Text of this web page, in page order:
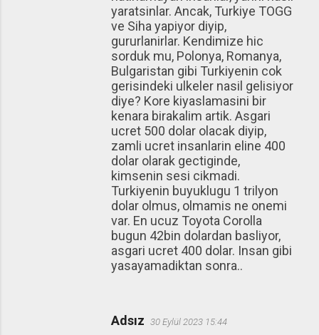
yaratsinlar. Ancak, Turkiye TOGG
ve Siha yapiyor diyip,
gururlanirlar. Kendimize hic
sorduk mu, Polonya, Romanya,
Bulgaristan gibi Turkiyenin cok
gerisindeki ulkeler nasil gelisiyor
diye? Kore kiyaslamasini bir
kenara birakalim artik. Asgari
ucret 500 dolar olacak diyip,
zamli ucret insanlarin eline 400
dolar olarak gectiginde,
kimsenin sesi cikmadi.
Turkiyenin buyuklugu 1 trilyon
dolar olmus, olmamis ne onemi
var. En ucuz Toyota Corolla
bugun 42bin dolardan basliyor,
asgari ucret 400 dolar. Insan gibi
yasayamadiktan sonra..
Adsız 30 Eylül 2023 15:44